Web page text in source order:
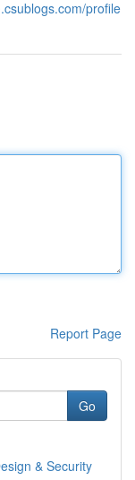
profile
Report Page
Go
& Security